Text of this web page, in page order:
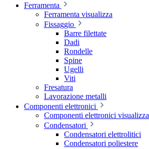
Ferramenta
Ferramenta visualizza
Fissaggio
Barre filettate
Dadi
Rondelle
Spine
Ugelli
Viti
Fresatura
Lavorazione metalli
Componenti elettronici
Componenti elettronici visualizza
Condensatori
Condensatori elettrolitici
Condensatori poliestere